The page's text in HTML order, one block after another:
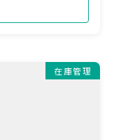
在庫管理